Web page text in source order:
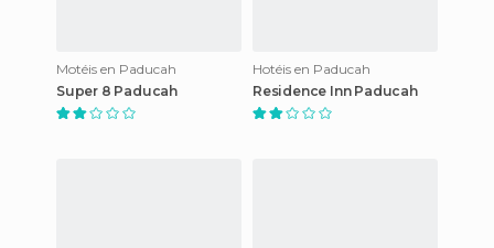
Motéis en Paducah
Super 8 Paducah
Hotéis en Paducah
Residence Inn Paducah